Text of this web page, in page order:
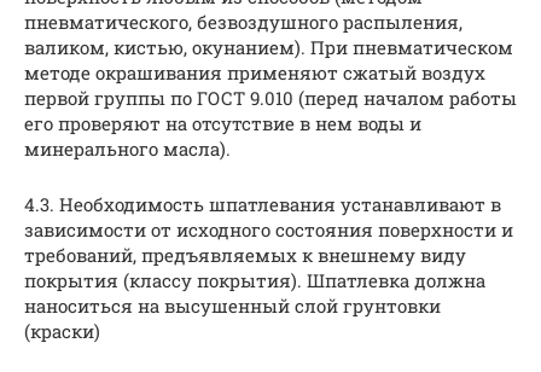
пневматического, безвоздушного распыления,
валиком, кистью, окунанием). При пневматическом
методе окрашивания применяют сжатый воздух
первой группы по ГОСТ 9.010 (перед началом работы
его проверяют на отсутствие в нем воды и
минерального масла).
4.3. Необходимость шпатлевания устанавливают в
зависимости от исходного состояния поверхности и
требований, предъявляемых к внешнему виду
покрытия (классу покрытия). Шпатлевка должна
наноситься на высушенный слой грунтовки
(краски)